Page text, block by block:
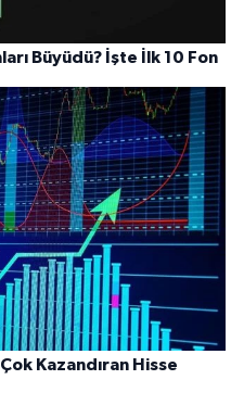
Büyüdü? İşte İlk 10 Fon
Çok Kazandıran Hisse